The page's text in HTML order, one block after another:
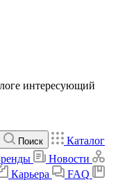
интересующий
Поиск
Каталог
Новости
Карьера FAQ